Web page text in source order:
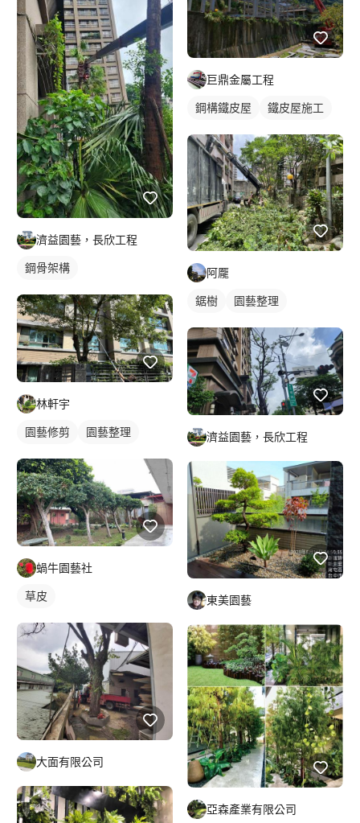
濟益園藝，長欣工程
鋼骨架構
林軒宇
園藝修剪 園藝整理
蝸牛園藝社
草皮
大面有限公司
巨鼎金屬工程
鋼構鐵皮屋 鐵皮屋施工
阿龎
鋸樹 園藝整理
濟益園藝，長欣工程
東美園藝
亞森產業有限公司